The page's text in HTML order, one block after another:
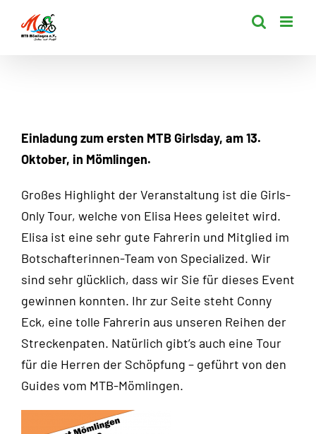
Inhalt
Einladung zum ersten MTB Girlsday, am 13.
Oktober, in Mömlingen.
Großes Highlight der Veranstaltung ist die Girls-
Only Tour, welche von Elisa Hees geleitet wird.
Elisa ist eine sehr gute Fahrerin und Mitglied im
Botschafterinnen-Team von Specialized. Wir
sind sehr glücklich, dass wir Sie für dieses Event
gewinnen konnten. Ihr zur Seite steht Conny
Eck, eine tolle Fahrerin aus unseren Reihen der
Streckenpaten. Natürlich gibt’s auch eine Tour
für die Herren der Schöpfung – geführt von den
Guides vom MTB-Mömlingen.